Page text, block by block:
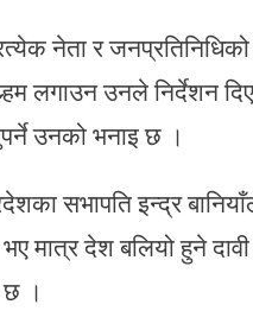
नेता र जनप्रतिनिधिको
लगाउन उनले निर्देशन
उनको भनाइ छ ।
सभापति इन्द्र
भए मात्र देश बलियो हुने
छ ।